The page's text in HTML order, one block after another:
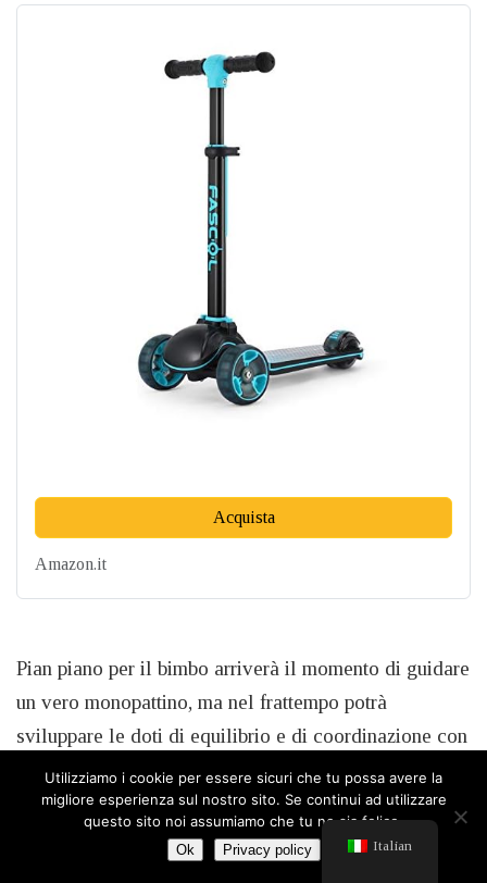
Acquista
Amazon.it
Pian piano per il bimbo arriverà il momento di guidare
un vero monopattino, ma nel frattempo potrà
sviluppare le doti di equilibrio e di coordinazione con
questo monopattino per bambini. Il mezzo ha una
struttura solida e robusta, e una portata massima di 60
chili. Il manubrio è regolabile in altezza e durante la
Italian
Utilizziamo i cookie per essere sicuri che tu possa avere la
migliore esperienza sul nostro sito. Se continui ad utilizzare
questo sito noi assumiamo che tu ne sia felice.
Ok Privacy policy